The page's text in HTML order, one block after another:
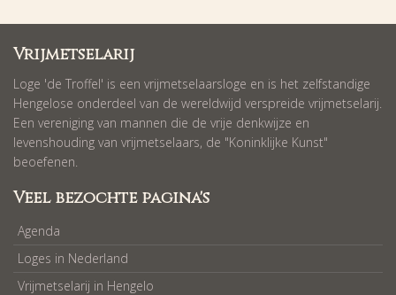
Vrijmetselarij
Loge 'de Troffel' is een vrijmetselaarsloge en is het zelfstandige
Hengelose onderdeel van de wereldwijd verspreide vrijmetselarij.
Een vereniging van mannen die de vrije denkwijze en
levenshouding van vrijmetselaars, de "Koninklijke Kunst"
beoefenen.
Veel bezochte pagina's
Agenda
Loges in Nederland
Vrijmetselarij in Hengelo